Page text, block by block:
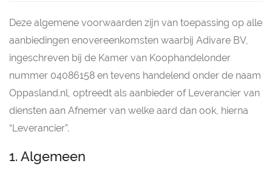
Deze algemene voorwaarden zijn van toepassing op alle
aanbiedingen enovereenkomsten waarbij Adivare BV,
ingeschreven bij de Kamer van Koophandelonder
nummer 04086158 en tevens handelend onder de naam
Oppasland.nl, optreedt als aanbieder of Leverancier van
diensten aan Afnemer van welke aard dan ook, hierna
“Leverancier”.
1. Algemeen